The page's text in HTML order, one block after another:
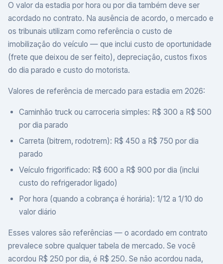
O valor da estadia por hora ou por dia também deve ser
acordado no contrato. Na ausência de acordo, o mercado e
os tribunais utilizam como referência o custo de
imobilização do veículo — que inclui custo de oportunidade
(frete que deixou de ser feito), depreciação, custos fixos
do dia parado e custo do motorista.
Valores de referência de mercado para estadia em 2026:
Caminhão truck ou carroceria simples: R$ 300 a R$ 500
por dia parado
Carreta (bitrem, rodotrem): R$ 450 a R$ 750 por dia
parado
Veículo frigorificado: R$ 600 a R$ 900 por dia (inclui
custo do refrigerador ligado)
Por hora (quando a cobrança é horária): 1/12 a 1/10 do
valor diário
Esses valores são referências — o acordado em contrato
prevalece sobre qualquer tabela de mercado. Se você
acordou R$ 250 por dia, é R$ 250. Se não acordou nada,